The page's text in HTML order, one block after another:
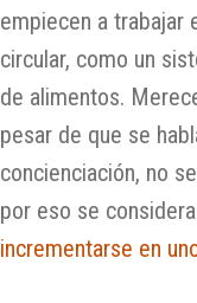
empiecen a trabajar
circular, como un
de alimentos.
pesar de que se
concienciación, no
por eso se
incrementarse en